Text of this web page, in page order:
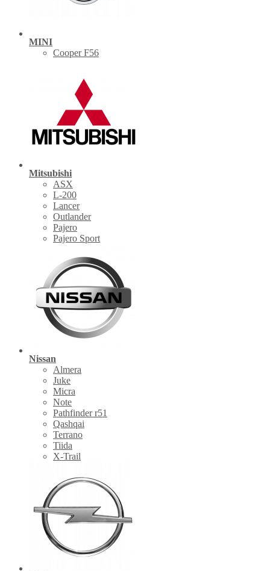
MINI
Cooper F56
Mitsubishi
ASX
L-200
Lancer
Outlander
Pajero
Pajero Sport
Nissan
Almera
Juke
Micra
Note
Pathfinder r51
Qashqai
Terrano
Tiida
X-Trail